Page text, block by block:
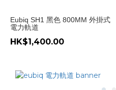
Eubiq SH1 黑色 800MM 外掛式
電力軌道
HK$1,400.00